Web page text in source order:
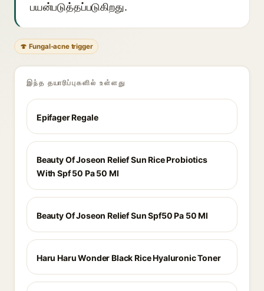
பயன்படுத்தப்படுகிறது.
🍄 Fungal-acne trigger
இந்த தயாரிப்புகளில் உள்ளது
Epifager Regale
Beauty Of Joseon Relief Sun Rice Probiotics
With Spf 50 Pa 50 Ml
Beauty Of Joseon Relief Sun Spf50 Pa 50 Ml
Haru Haru Wonder Black Rice Hyaluronic Toner